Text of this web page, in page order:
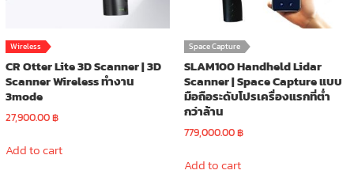
Wireless
CR Otter Lite 3D Scanner | 3D
Scanner Wireless ทำงาน
3mode
27,900.00฿
Add to cart
Space Capture
SLAM100 Handheld Lidar
Scanner | Space Capture แบบ
มือถือระดับโปรเครื่องแรกที่ต่ำ
กว่าล้าน
779,000.00฿
Add to cart